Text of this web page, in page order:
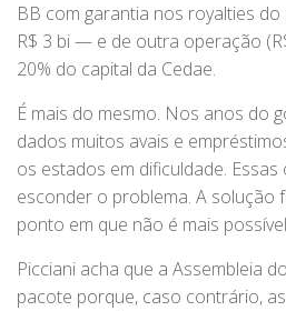
BB com garantia nos royalties
R$ 3 bi — e de outra operação
20% do capital da Cedae.
É mais do mesmo. Nos anos do
dados muitos avais e
os estados em dificuldade.
esconder o problema. A solução
ponto em que não é mais
Picciani acha que a Assembleia
pacote porque, caso contrário,